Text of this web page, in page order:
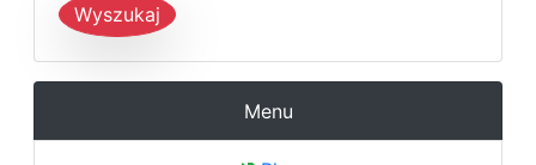
Wyszukaj
Menu